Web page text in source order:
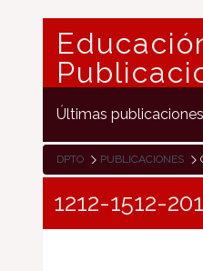
Últimas publicaciones
DPTO PUBLICACIONES
1212-1512-